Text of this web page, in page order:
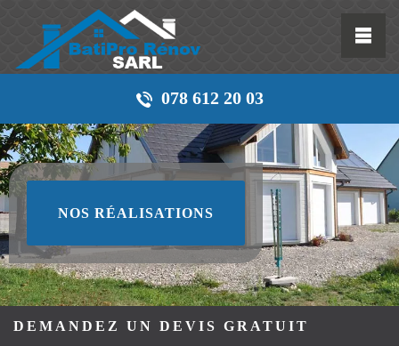
078 612 20 03
NOS RÉALISATIONS
DEMANDEZ UN DEVIS GRATUIT